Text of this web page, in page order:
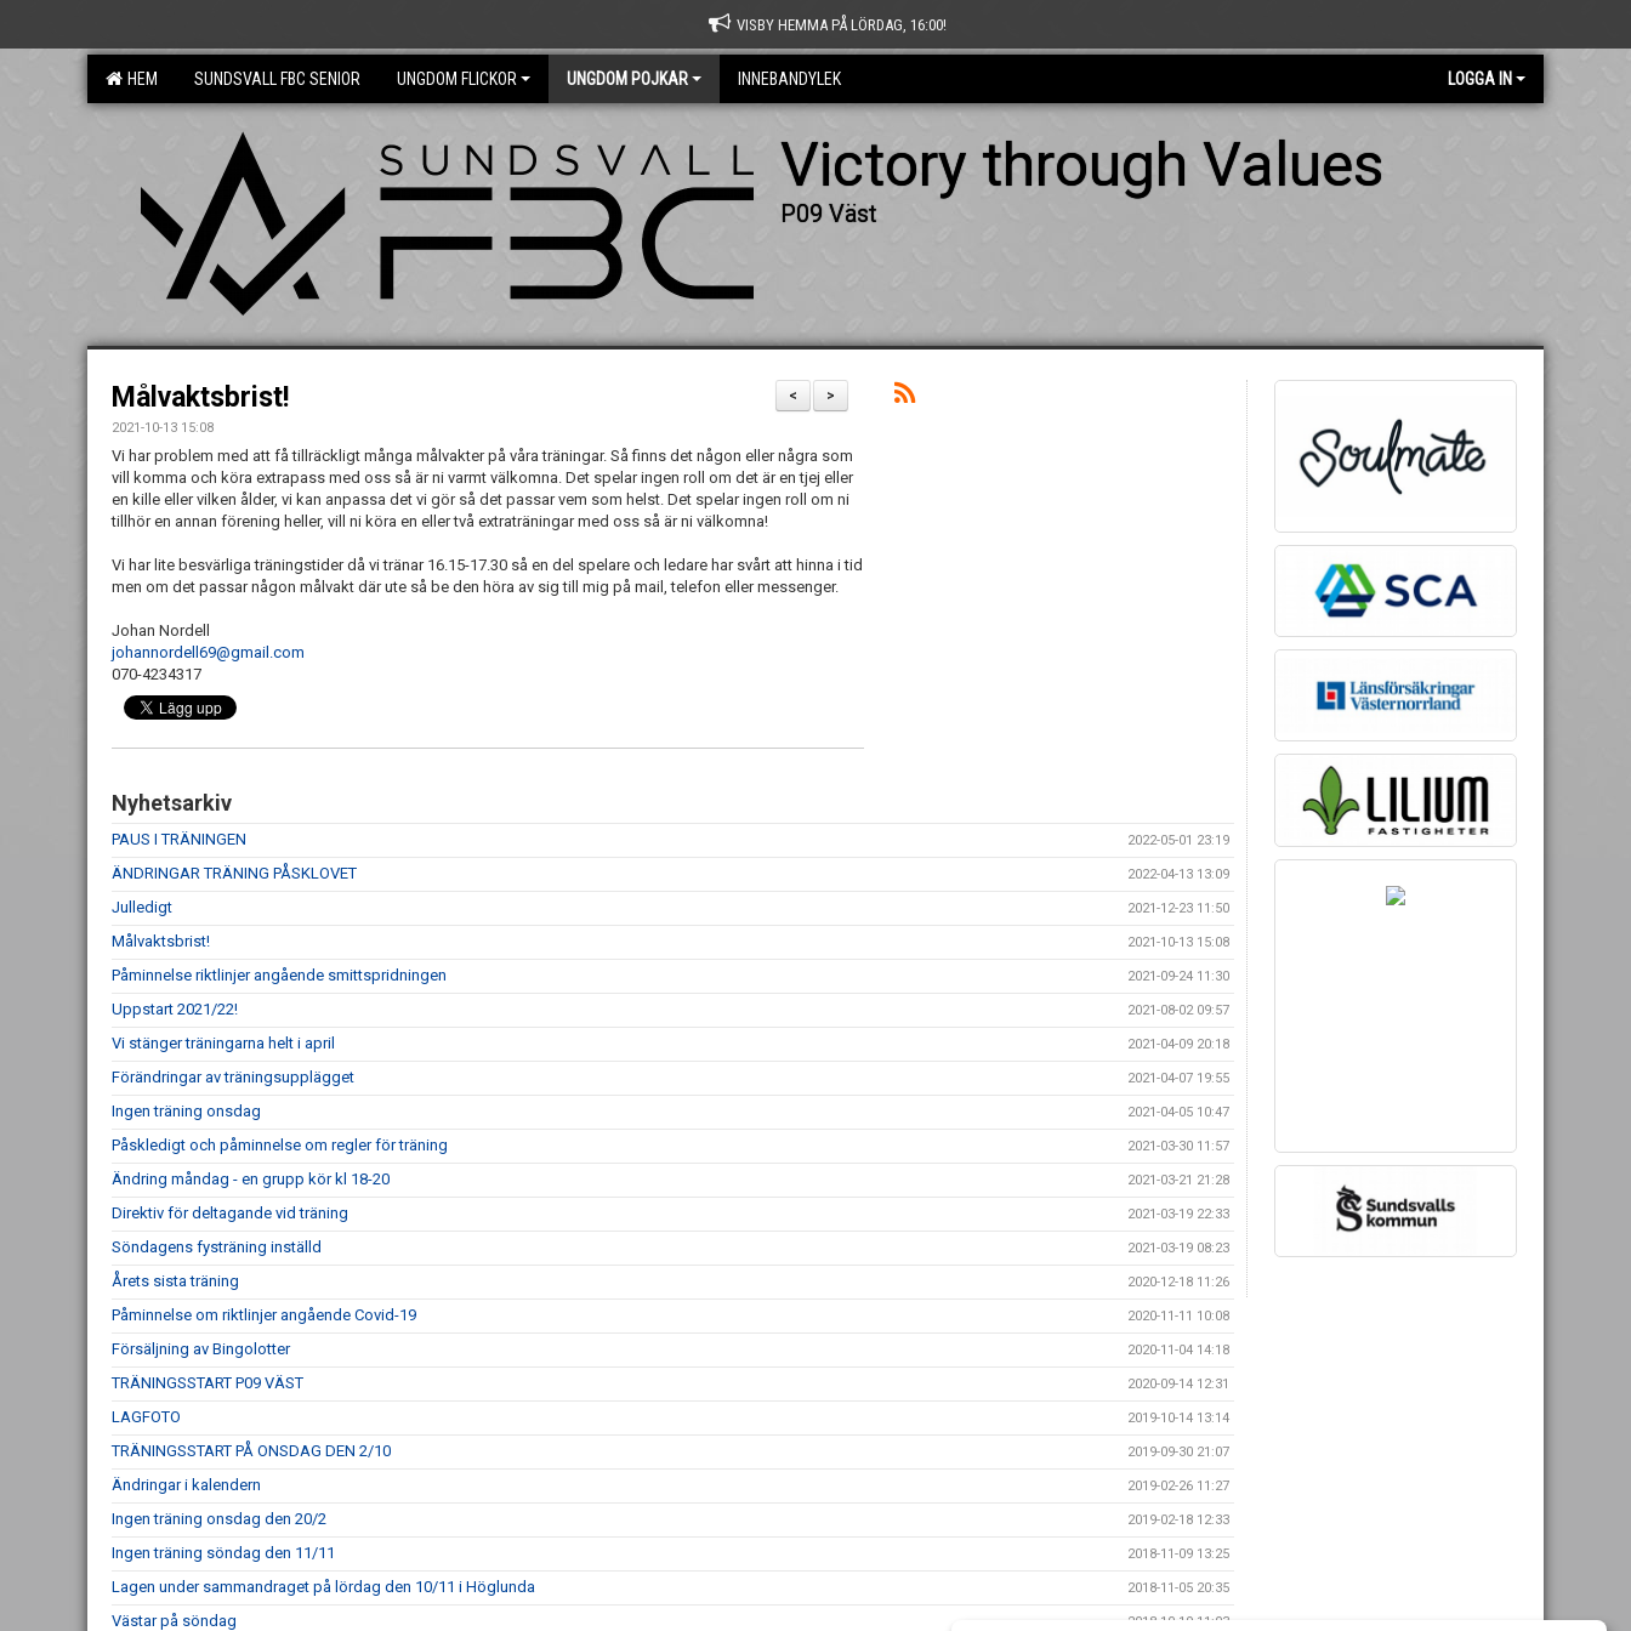
VISBY HEMMA PÅ LÖRDAG, 16:00!
HEM SUNDSVALL FBC SENIOR UNGDOM FLICKOR UNGDOM POJKAR INNEBANDYLEK LOGGA IN
Victory through Values
P09 Väst
>
<
Målvaktsbrist!
2021-10-13 15:08
Vi har problem med att få tillräckligt många målvakter på våra träningar. Så finns det någon eller några som
vill komma och köra extrapass med oss så är ni varmt välkomna. Det spelar ingen roll om det är en tjej eller
en kille eller vilken ålder, vi kan anpassa det vi gör så det passar vem som helst. Det spelar ingen roll om ni
tillhör en annan förening heller, vill ni köra en eller två extraträningar med oss så är ni välkomna!
Vi har lite besvärliga träningstider då vi tränar 16.15-17.30 så en del spelare och ledare har svårt att hinna i tid
men om det passar någon målvakt där ute så be den höra av sig till mig på mail, telefon eller messenger.
Johan Nordell
johannordell69@gmail.com
070-4234317
Nyhetsarkiv
PAUS I TRÄNINGEN 2022-05-01 23:19
ÄNDRINGAR TRÄNING PÅSKLOVET 2022-04-13 13:09
Julledigt 2021-12-23 11:50
Målvaktsbrist! 2021-10-13 15:08
Påminnelse riktlinjer angående smittspridningen 2021-09-24 11:30
Uppstart 2021/22! 2021-08-02 09:57
Vi stänger träningarna helt i april 2021-04-09 20:18
Förändringar av träningsupplägget 2021-04-07 19:55
Ingen träning onsdag 2021-04-05 10:47
Påskledigt och påminnelse om regler för träning 2021-03-30 11:57
Ändring måndag - en grupp kör kl 18-20 2021-03-21 21:28
Direktiv för deltagande vid träning 2021-03-19 22:33
Söndagens fysträning inställd 2021-03-19 08:23
Årets sista träning 2020-12-18 11:26
Påminnelse om riktlinjer angående Covid-19 2020-11-11 10:08
Försäljning av Bingolotter 2020-11-04 14:18
TRÄNINGSSTART P09 VÄST 2020-09-14 12:31
LAGFOTO 2019-10-14 13:14
TRÄNINGSSTART PÅ ONSDAG DEN 2/10 2019-09-30 21:07
Ändringar i kalendern 2019-02-26 11:27
Ingen träning onsdag den 20/2 2019-02-18 12:33
Ingen träning söndag den 11/11 2018-11-09 13:25
Lagen under sammandraget på lördag den 10/11 i Höglunda 2018-11-05 20:35
Västar på söndag 2018-10-19 11:03